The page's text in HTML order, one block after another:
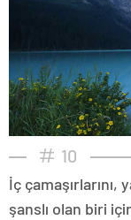
10
İç
şanslı olan biri